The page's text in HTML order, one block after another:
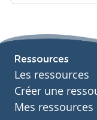
Ressources
Les ressources
Créer une
Mes ressources